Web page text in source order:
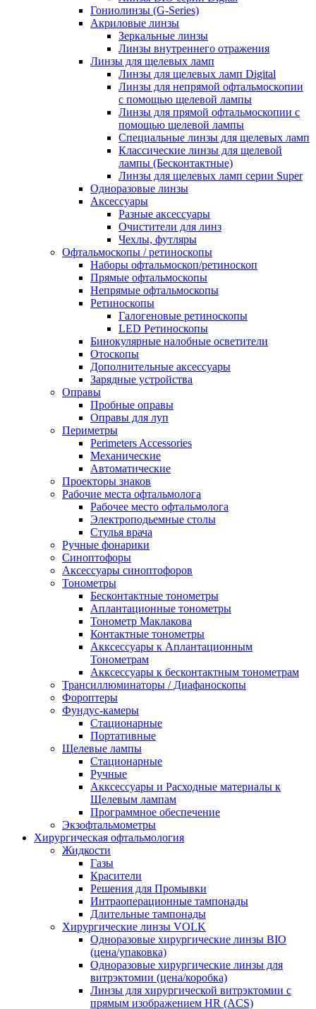
Гониолинзы (G-Series)
Акриловые линзы
Зеркальные линзы
Линзы внутреннего отражения
Линзы для щелевых ламп
Линзы для щелевых ламп Digital
Линзы для непрямой офтальмоскопии
с помощью щелевой лампы
Линзы для прямой офтальмоскопии с
помощью щелевой лампы
Специальные линзы для щелевых ламп
Классические линзы для щелевой
лампы (Бесконтактные)
Линзы для щелевых ламп серии Super
Одноразовые линзы
Аксессуары
Разные аксессуары
Очистители для линз
Чехлы, футляры
Офтальмоскопы / ретиноскопы
Наборы офтальмоскоп/ретиноскоп
Прямые офтальмоскопы
Непрямые офтальмоскопы
Ретиноскопы
Галогеновые ретиноскопы
LED Ретиноскопы
Бинокулярные налобные осветители
Отоскопы
Дополнительные аксессуары
Зарядные устройства
Оправы
Пробные оправы
Оправы для луп
Периметры
Perimeters Accessories
Механические
Автоматические
Проекторы знаков
Рабочие места офтальмолога
Рабочее место офтальмолога
Электроподьемные столы
Стулья врача
Ручные фонарики
Синоптофоры
Аксессуары синоптофоров
Тонометры
Бесконтактные тонометры
Аплантационные тонометры
Тонометр Маклакова
Контактные тонометры
Акксессуары к Аплантационным
Тонометрам
Акксессуары к бесконтактным тонометрам
Трансиллюминаторы / Диафаноскопы
Фороптеры
Фундус-камеры
Стационарные
Портативные
Щелевые лампы
Стационарные
Ручные
Акксессуары и Расходные материалы к
Щелевым лампам
Программное обеспечение
Экзофтальмометры
Хирургическая офтальмология
Жидкости
Газы
Красители
Решения для Промывки
Интраоперационные тампонады
Длительные тампонады
Хирургические линзы VOLK
Одноразовые хирургические линзы BIO
(цена/упаковка)
Одноразовые хирургические линзы для
витрэктомии (цена/коробка)
Линзы для хирургической витрэктомии с
прямым изображением HR (ACS)